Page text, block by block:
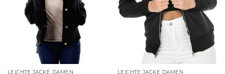
LEICHTE JACKE DAMEN LEICHTE JACKE DAMEN